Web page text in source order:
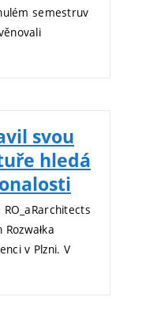
semestruv
svou
hledá
v Plzni. V